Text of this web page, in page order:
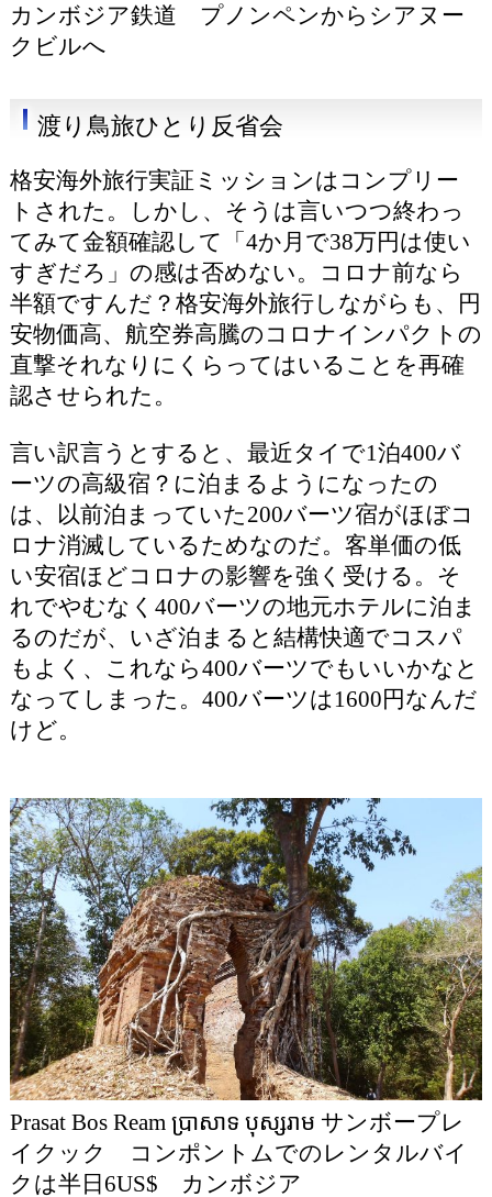
カンボジア鉄道 プノンペンからシアヌー
クビルへ
渡り鳥旅ひとり反省会
格安海外旅行実証ミッションはコンプリー
トされた。しかし、そうは言いつつ終わっ
てみて金額確認して「4か月で38万円は使い
すぎだろ」の感は否めない。コロナ前なら
半額ですんだ？格安海外旅行しながらも、円
安物価高、航空券高騰のコロナインパクトの
直撃それなりにくらってはいることを再確
認させられた。
言い訳言うとすると、最近タイで1泊400バ
ーツの高級宿？に泊まるようになったの
は、以前泊まっていた200バーツ宿がほぼコ
ロナ消滅しているためなのだ。客単価の低
い安宿ほどコロナの影響を強く受ける。そ
れでやむなく400バーツの地元ホテルに泊ま
るのだが、いざ泊まると結構快適でコスパ
もよく、これなら400バーツでもいいかなと
なってしまった。400バーツは1600円なんだ
けど。
Prasat Bos Ream ប្រាសាទ បុស្សរាម サンボープレ
イクック コンポントムでのレンタルバイ
クは半日6US$ カンボジア